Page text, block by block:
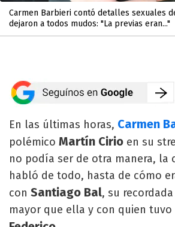
Carmen Barbieri contó detalles sexuales
dejaron a todos mudos: "La previas eran..."
En las últimas horas, Carmen
polémico Martín Cirio en su
no podía ser de otra manera, la
habló de todo, hasta de cómo
con Santiago Bal, su
mayor que ella y con quien tuvo